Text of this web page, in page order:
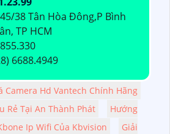
38 Tân Hòa Đông,P Bình
TP HCM
6688.4949
Camera Hd Vantech Chính Hãng
Rẻ Tại An Thành Phát
Hướng
Ip Wifi Của Kbvision
Giải